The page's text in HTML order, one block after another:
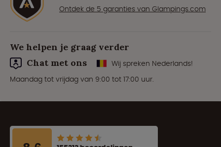
Ontdek de 5 garanties van Glampings.com
We helpen je graag verder
Chat met ons
Wij spreken Nederlands!
Maandag tot vrijdag van 9:00 tot 17:00 uur.